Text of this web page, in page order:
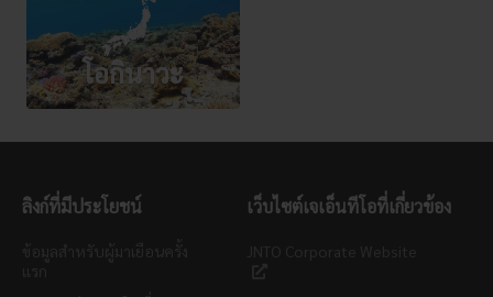
โอกินาวะ
ลิงก์ที่มีประโยชน์ เว็บไซต์เจเอ็นทีโอที่เกี่ยวข้อง